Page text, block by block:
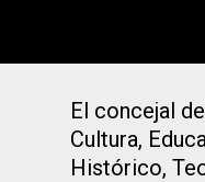
El concejal
Cultura,
Histórico,